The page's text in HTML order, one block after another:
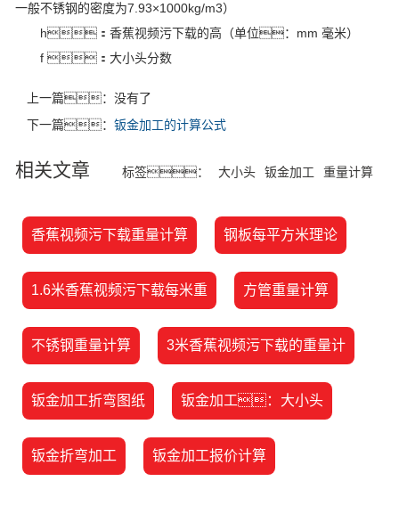
一般不锈钢的密度为7.93×1000kg/m3）
h：香蕉视频污下载的高（单位：mm 毫米）
f ：大小头分数
上一篇：没有了
下一篇： 钣金加工的计算公式
相关文章 标签： 大小头 钣金加工 重量计算
香蕉视频污下载重量计算 钢板每平方米理论
1.6米香蕉视频污下载每米重 方管重量计算
不锈钢重量计算 3米香蕉视频污下载的重量计
钣金加工折弯图纸 钣金加工：大小头
钣金折弯加工 钣金加工报价计算